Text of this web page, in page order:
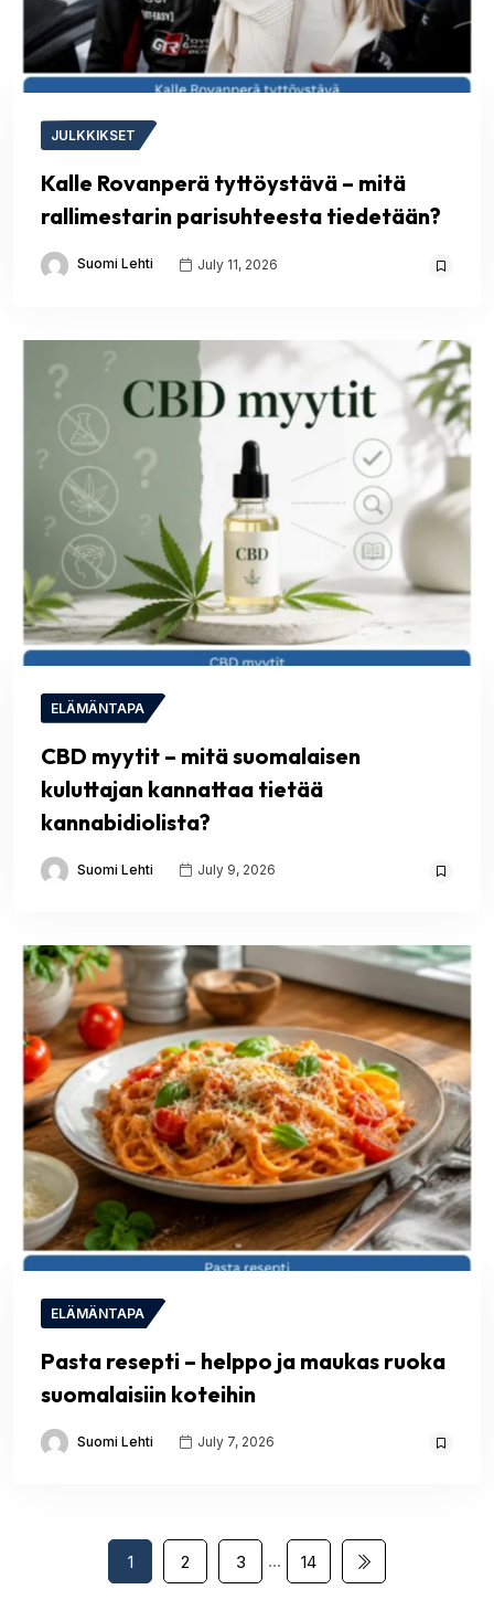
JULKKIKSET
Kalle Rovanperä tyttöystävä – mitä
rallimestarin parisuhteesta tiedetään?
Suomi Lehti July 11, 2026
ELÄMÄNTAPA
CBD myytit – mitä suomalaisen
kuluttajan kannattaa tietää
kannabidiolista?
Suomi Lehti July 9, 2026
ELÄMÄNTAPA
Pasta resepti – helppo ja maukas ruoka
suomalaisiin koteihin
Suomi Lehti July 7, 2026
1 2 3 … 14